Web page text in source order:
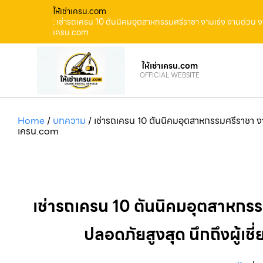
ให้เช่าเครน.com
: เช่ารถเครน 10 ตันนิคมอุตสาหกรรมศรีราชา งานเร่ง งานด่ว
เครน.com
ให้เช่าเครน.com
OFFICIAL WEBSITE
Home/ บทความ / เช่ารถเครน 10 ตันนิคมอุตสาหกรรมศรีราชา
เครน.com
เช่ารถเครน 10 ตันนิคมอุตสาหก
ปลอดภัยสูงสุด นึกถึงผู้เชี่